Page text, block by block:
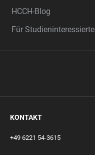
HCCH-Blog
Für Studieninteressierte
KONTAKT
+49 6221 54-3615